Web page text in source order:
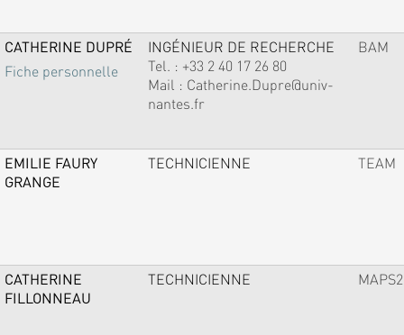
CATHERINE DUPRÉ
Fiche personnelle
INGÉNIEUR DE RECHERCHE
Tel. : +33 2 40 17 26 80
Mail : Catherine.Dupre@univ-
nantes.fr
BAM
EMILIE FAURY
GRANGE
TECHNICIENNE TEAM
CATHERINE
FILLONNEAU
TECHNICIENNE MAPS2